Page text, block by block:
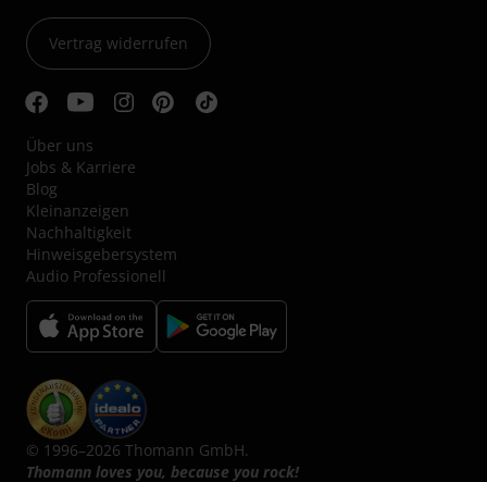
Vertrag widerrufen
Über uns
Jobs & Karriere
Blog
Kleinanzeigen
Nachhaltigkeit
Hinweisgebersystem
Audio Professionell
© 1996–2026 Thomann GmbH.
Thomann loves you, because you rock!